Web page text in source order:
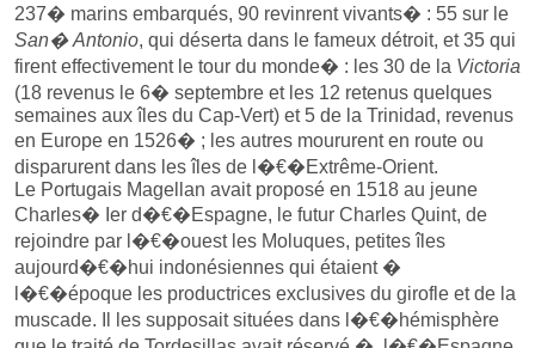
237� marins embarqués, 90 revinrent vivants� : 55 sur le
San� Antonio, qui déserta dans le fameux détroit, et 35 qui
firent effectivement le tour du monde� : les 30 de la Victoria
(18 revenus le 6� septembre et les 12 retenus quelques
semaines aux îles du Cap-Vert) et 5 de la Trinidad, revenus
en Europe en 1526� ; les autres moururent en route ou
disparurent dans les îles de l�€�Extrême-Orient.
Le Portugais Magellan avait proposé en 1518 au jeune
Charles� Ier d�€�Espagne, le futur Charles Quint, de
rejoindre par l�€�ouest les Moluques, petites îles
aujourd�€�hui indonésiennes qui étaient �
l�€�époque les productrices exclusives du girofle et de la
muscade. Il les supposait situées dans l�€�hémisphère